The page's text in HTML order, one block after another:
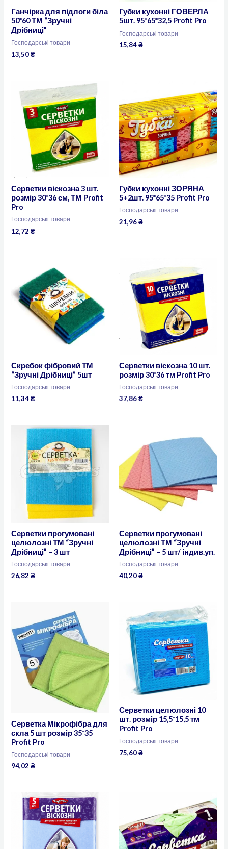
Ганчірка для підлоги біла
50*60 ТМ “Зручні
Дрібниці”
Господарські товари
13,50₴
Губки кухонні ГОВЕРЛА
5шт. 95*65*32,5 Profit Pro
Господарські товари
15,84₴
Серветки віскозна 3 шт.
розмір 30*36 см, ТМ Profit
Pro
Господарські товари
12,72₴
Губки кухонні ЗОРЯНА
5+2шт. 95*65*35 Profit Pro
Господарські товари
21,96₴
Скребок фібровий ТМ
“Зручні Дрібниці” 5шт
Господарські товари
11,34₴
Серветки віскозна 10 шт.
розмір 30*36 тм Profit Pro
Господарські товари
37,86₴
Серветки прогумовані
целюлозні ТМ “Зручні
Дрібниці” – 3 шт
Господарські товари
26,82₴
Серветки прогумовані
целюлозні ТМ “Зручні
Дрібниці” – 5 шт/ індив.уп.
Господарські товари
40,20₴
Серветка Мікрофібра для
скла 5 шт розмір 35*35
Profit Pro
Господарські товари
94,02₴
Серветки целюлозні 10
шт. розмір 15,5*15,5 тм
Profit Pro
Господарські товари
75,60₴